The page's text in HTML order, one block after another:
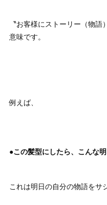
〝お客様にストーリー（物
意味です。
例えば、
●この髪型にしたら、こんな
これは明日の自分の物語をサ